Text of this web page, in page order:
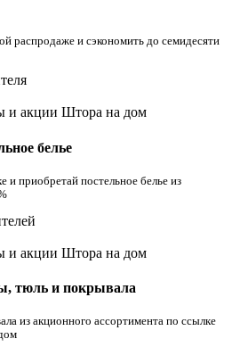
распродаже и сэкономить до семидесяти
белье
и приобретай постельное белье из
тюль и покрывала
из акционного ассортимента по ссылке